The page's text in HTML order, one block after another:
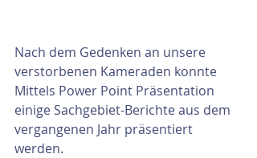
Nach dem Gedenken an unsere
verstorbenen Kameraden konnte
Mittels Power Point Präsentation
einige Sachgebiet-Berichte aus dem
vergangenen Jahr präsentiert
werden.